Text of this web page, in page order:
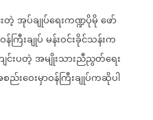
တဲ့အုပ်ချုပ်ရေးကဏ္ဍပိုမိုဖော်
ြီးချုပ်မန်းဝင်းခိုင်သန်းက
င်းပတဲ့အမျိုးသားညီညွတ်ရေး
းဝေးမှာဝန်ကြီးချုပ်ကဆိုပါ